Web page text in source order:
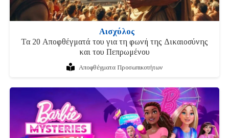
Αισχύλος
Τα 20 Αποφθέγματά του για τη φωνή της Δικαιοσύνης
και του Πεπρωμένου
Αποφθέγματα Προσωπικοτήτων